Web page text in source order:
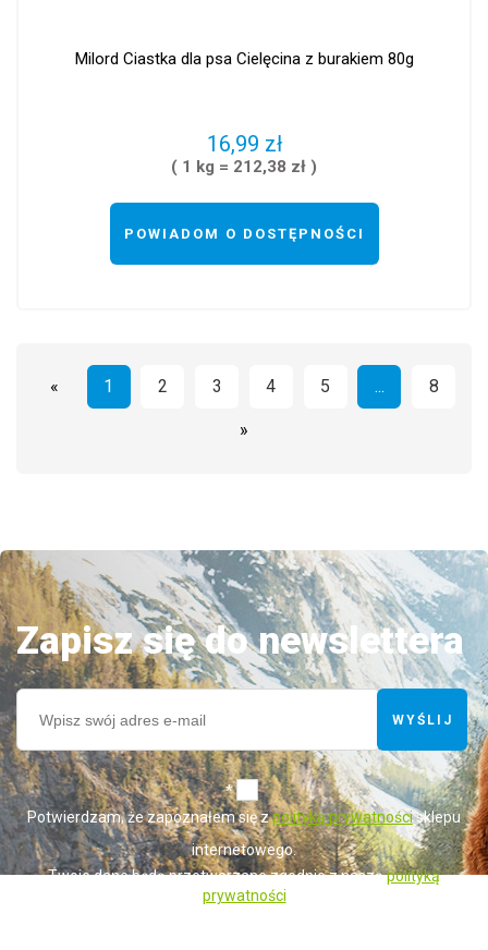
Milord Ciastka dla psa Cielęcina z burakiem 80g
16,99 zł
( 1 kg = 212,38 zł )
POWIADOM O DOSTĘPNOŚCI
« 1 2 3 4 5 ... 8
»
Zapisz się do newslettera
WYŚLIJ
*
Potwierdzam, że zapoznałem się zpolityką prywatnościsklepu
internetowego.
Twoje dane będą przetwarzane zgodnie z nasząpolityką
prywatności